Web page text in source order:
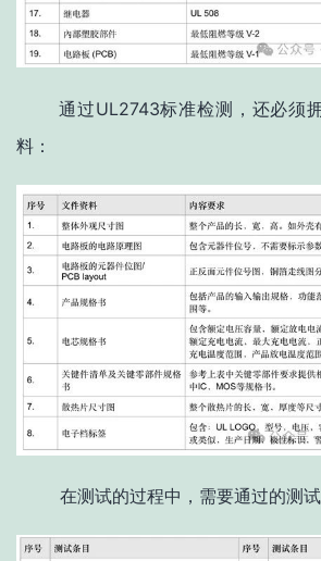
通过UL2743标准检测，还必须
料：
在测试的过程中，需要通过的测试